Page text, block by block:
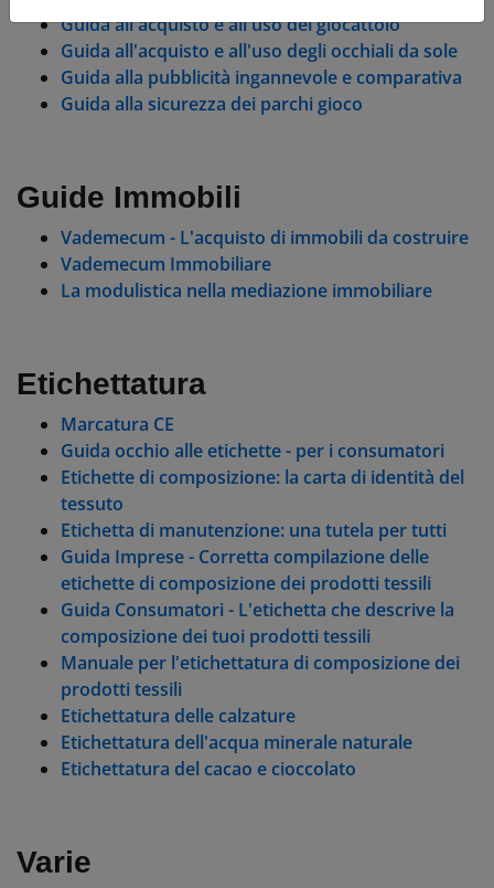
Guida all'acquisto e all'uso del giocattolo
Guida all'acquisto e all'uso degli occhiali da sole
Guida alla pubblicità ingannevole e comparativa
Guida alla sicurezza dei parchi gioco
Guide Immobili
Vademecum - L'acquisto di immobili da costruire
Vademecum Immobiliare
La modulistica nella mediazione immobiliare
Etichettatura
Marcatura CE
Guida occhio alle etichette - per i consumatori
Etichette di composizione: la carta di identità del
tessuto
Etichetta di manutenzione: una tutela per tutti
Guida Imprese - Corretta compilazione delle
etichette di composizione dei prodotti tessili
Guida Consumatori - L'etichetta che descrive la
composizione dei tuoi prodotti tessili
Manuale per l'etichettatura di composizione dei
prodotti tessili
Etichettatura delle calzature
Etichettatura dell'acqua minerale naturale
Etichettatura del cacao e cioccolato
Varie